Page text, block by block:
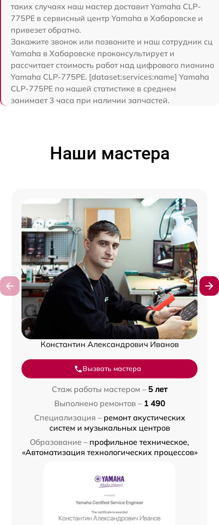
таких случаях наш мастер доставит Yamaha CLP-
775PE в сервисный центр Yamaha в Хабаровске и
привезет обратно.
Закажите звонок или позвоните и наш сотрудник сц
Yamaha в Хабаровске проконсультирует и
рассчитает стоимость работ над цифрового пианино
Yamaha CLP-775PE. [dataset:services:name] Yamaha
CLP-775PE по нашей статистике в среднем
занимает 3 часа при наличии запчастей.
Наши мастера
Константин Александрович Иванов
Вызвать мастера
Стаж работы мастером – 5 лет
Выполнено ремонтов – 1 490
Специализация – ремонт акустических
систем и музыкальных центров
Образование – профильное техническое,
«Автоматизация технологических процессов»